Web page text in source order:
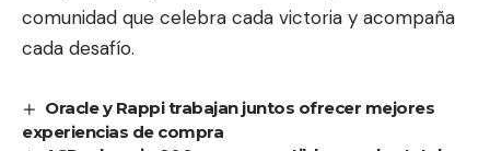
comunidad que celebra cada victoria y acompaña
cada desafío.
Oracle y Rappi trabajan juntos ofrecer mejores
experiencias de compra